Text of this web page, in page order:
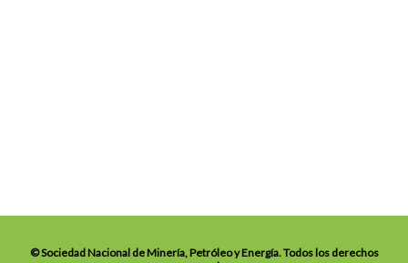
© Sociedad Nacional de Minería, Petróleo y Energía. Todos los derechos